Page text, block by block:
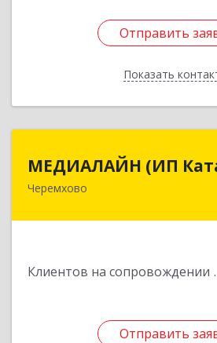
Отправить
Показать
Отправить
Назад
МЕДИАЛАЙН (ИП
Черемхово
Клиентов на сопровождении
Отправить
МЕДИАЛАЙН (ИП
665413, Иркутская обл,
Отправить